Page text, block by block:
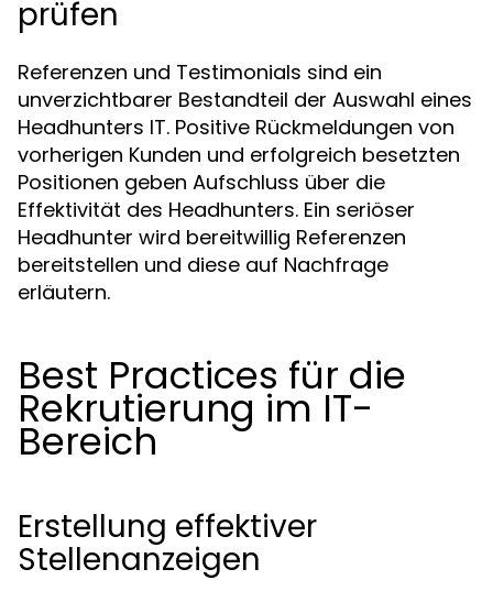
prüfen
Referenzen und Testimonials sind ein
unverzichtbarer Bestandteil der Auswahl eines
Headhunters IT. Positive Rückmeldungen von
vorherigen Kunden und erfolgreich besetzten
Positionen geben Aufschluss über die
Effektivität des Headhunters. Ein seriöser
Headhunter wird bereitwillig Referenzen
bereitstellen und diese auf Nachfrage
erläutern.
Best Practices für die
Rekrutierung im IT-
Bereich
Erstellung effektiver
Stellenanzeigen